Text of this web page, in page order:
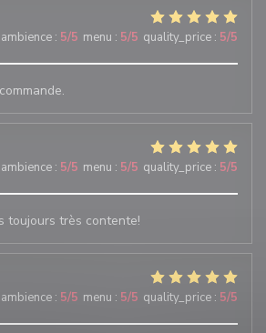
ambience : 5/5 menu : 5/5 quality_price : 5/5
ambience : 5/5 menu : 5/5 quality_price : 5/5
toujours très contente!
ambience : 5/5 menu : 5/5 quality_price : 5/5